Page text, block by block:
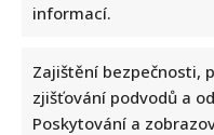
informací.
Zajištění bezpečnosti,
zjišťování podvodů a
Poskytování a